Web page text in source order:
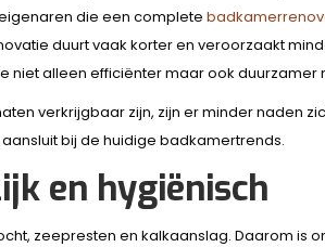
die een complete
duurt vaak korter en veroorzaakt
niet alleen efficiënter maar ook duurzamer
verkrijgbaar zijn, zijn er minder naden
bij de huidige badkamertrends.
en hygiënisch
zeepresten en kalkaanslag. Daarom is